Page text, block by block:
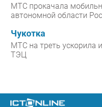
МТС прокачала
автономной области
Чукотка
МТС на треть ускорила
ТЭЦ